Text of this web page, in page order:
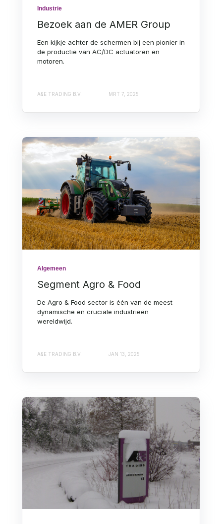
Industrie
Bezoek aan de AMER Group
Een kijkje achter de schermen bij een pionier in
de productie van AC/DC actuatoren en
motoren.
A&E TRADING B.V. MRT 7, 2025
Algemeen
Segment Agro & Food
De Agro & Food sector is één van de meest
dynamische en cruciale industrieën
wereldwijd.
A&E TRADING B.V. JAN 13, 2025